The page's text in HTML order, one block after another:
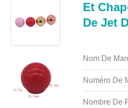
Et
De Jet
Nom De
Numéro De
Nombre De